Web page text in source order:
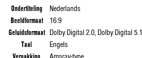
Ondertiteling
Nederlands
Beeldformaat
16:9
Geluidsformaat Dolby Digital 2.0, Dolby Digital 5.1
Taal
Engels